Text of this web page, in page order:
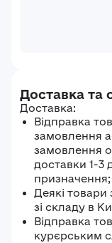
Доставка та
Доставка:
Відправка
замовлення
замовлення
доставки 1-3
призначення;
Деякі
зі складу в
Відправка
курєрським